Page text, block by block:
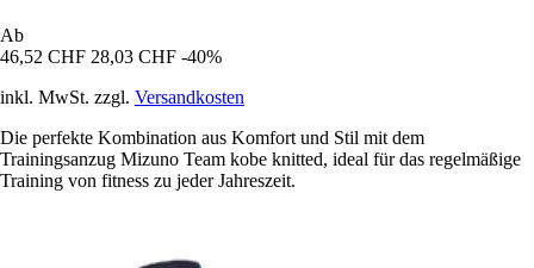
Ab
46,52 CHF 28,03 CHF -40%
inkl. MwSt. zzgl. Versandkosten
Die perfekte Kombination aus Komfort und Stil mit dem
Trainingsanzug Mizuno Team kobe knitted, ideal für das regelmäßige
Training von fitness zu jeder Jahreszeit.